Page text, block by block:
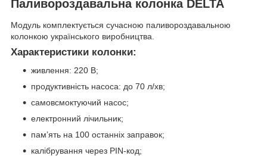
Паливороздавальна колонка DELTA
Модуль комплектується сучасною паливороздавальною
колонкою українського виробництва.
Характеристики колонки:
живлення: 220 В;
продуктивність насоса: до 70 л/хв;
самовсмоктуючий насос;
електронний лічильник;
пам’ять на 100 останніх заправок;
калібрування через PIN-код;